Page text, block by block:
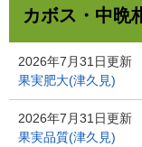
カボス・中晩
2026年7月31日更新
果実肥大(津久見)
2026年7月31日更新
果実品質(津久見)